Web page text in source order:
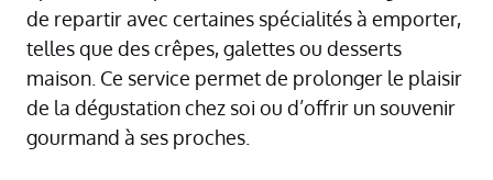
de repartir avec certaines spécialités à emporter,
telles que des crêpes, galettes ou desserts
maison. Ce service permet de prolonger le plaisir
de la dégustation chez soi ou d’offrir un souvenir
gourmand à ses proches.